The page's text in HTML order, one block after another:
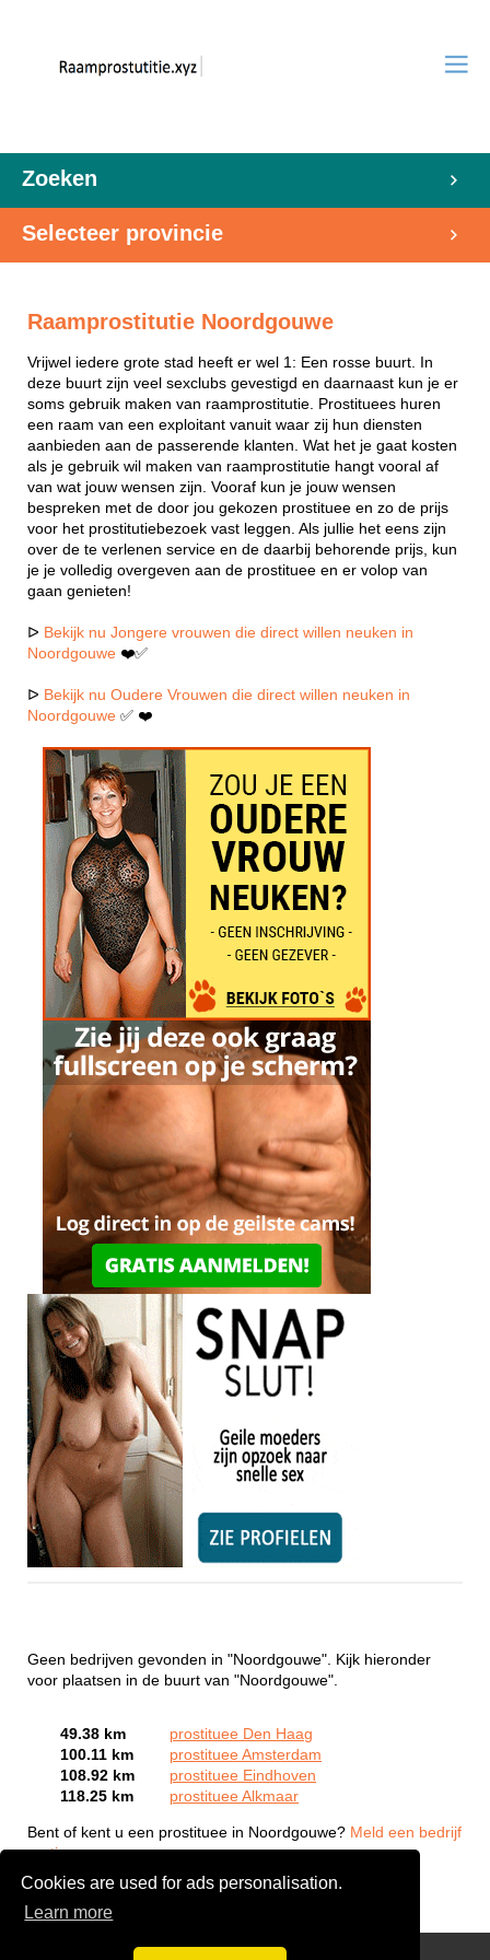
Cookies are used for ads personalisation.
Learn more
Zoeken
Selecteer provincie
Raamprostitutie Noordgouwe
Vrijwel iedere grote stad heeft er wel 1: Een rosse buurt. In
deze buurt zijn veel sexclubs gevestigd en daarnaast kun je er
soms gebruik maken van raamprostitutie. Prostituees huren
een raam van een exploitant vanuit waar zij hun diensten
aanbieden aan de passerende klanten. Wat het je gaat kosten
als je gebruik wil maken van raamprostitutie hangt vooral af
van wat jouw wensen zijn. Vooraf kun je jouw wensen
bespreken met de door jou gekozen prostituee en zo de prijs
voor het prostitutiebezoek vast leggen. Als jullie het eens zijn
over de te verlenen service en de daarbij behorende prijs, kun
je je volledig overgeven aan de prostituee en er volop van
gaan genieten!
ᐅ Bekijk nu Jongere vrouwen die direct willen neuken in
Noordgouwe ❤️✅
ᐅ Bekijk nu Oudere Vrouwen die direct willen neuken in
Noordgouwe ✅ ❤️
Geen bedrijven gevonden in "Noordgouwe". Kijk hieronder
voor plaatsen in de buurt van "Noordgouwe".
49.38 km
prostituee Den Haag
100.11 km
prostituee Amsterdam
108.92 km
prostituee Eindhoven
118.25 km
prostituee Alkmaar
Bent of kent u een prostituee in Noordgouwe? Meld een bedrijf
gratis aan